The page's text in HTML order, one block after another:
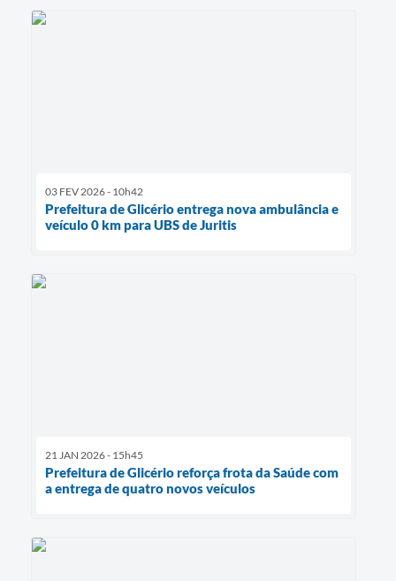
03 FEV 2026 - 10h42
Prefeitura de Glicério entrega nova ambulância e
veículo 0 km para UBS de Juritis
21 JAN 2026 - 15h45
Prefeitura de Glicério reforça frota da Saúde com
a entrega de quatro novos veículos